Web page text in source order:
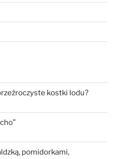
kostki lodu?
pomidorkami,